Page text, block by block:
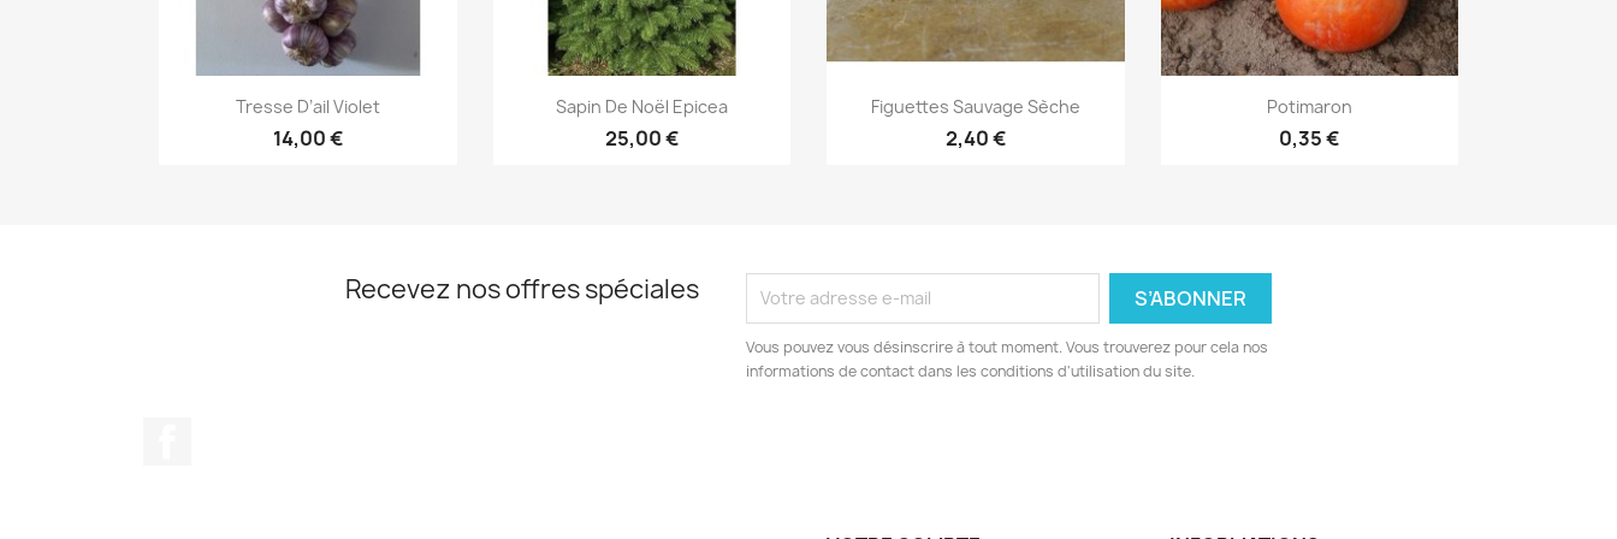
Aperçu rapide
Tresse D’ail Violet
14,00 €
Aperçu rapide
Sapin De Noël Epicea
25,00 €
Aperçu rapide
Figuettes Sauvage Sèche
2,40 €
Aperçu rapide
Potimaron
0,35 €
Recevez nos offres spéciales
Vous pouvez vous désinscrire à tout moment. Vous trouverez pour cela nos
informations de contact dans les conditions d'utilisation du site.